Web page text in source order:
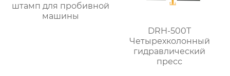
штамп для пробивной
машины
DRH-500T
Четырехколонный
гидравлический
пресс